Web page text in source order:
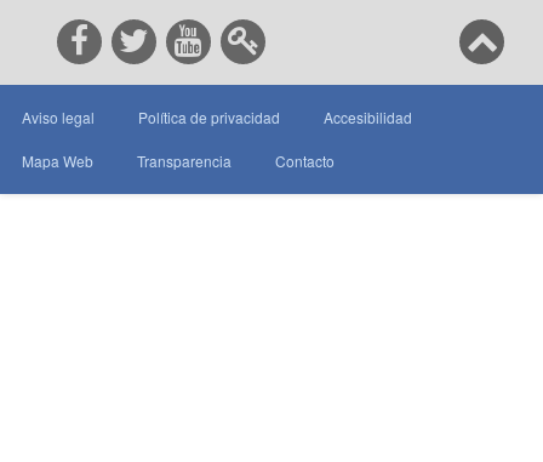
Aviso legal Política de privacidad Accesibilidad
Mapa Web Transparencia Contacto